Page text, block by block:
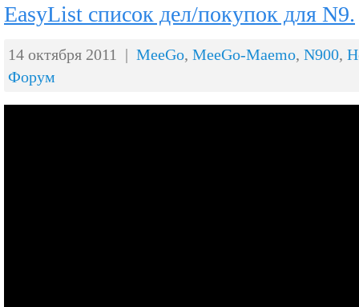
EasyList список дел/покупок для N9.
14 октября 2011 | MeeGo, MeeGo-Maemo, N900,
Форум